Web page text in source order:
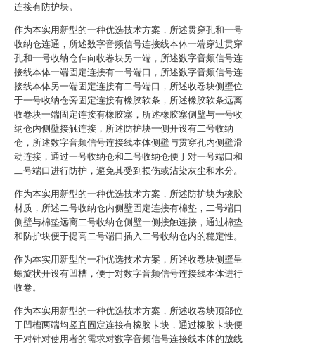
连接有防护块。
作为本实用新型的一种优选技术方案，所述贯穿孔和一号
收纳仓连通，所述数字音频信号连接线本体一端穿过贯穿
孔和一号收纳仓伸向收卷块另一端，所述数字音频信号连
接线本体一端固定连接有一号端口，所述数字音频信号连
接线本体另一端固定连接有二号端口，所述收卷块侧壁位
于一号收纳仓旁固定连接有橡胶软条，所述橡胶软条远离
收卷块一端固定连接有橡胶塞，所述橡胶塞侧壁与一号收
纳仓内侧壁接触连接，所述防护块一侧开设有二号收纳
仓，所述数字音频信号连接线本体侧壁与贯穿孔内侧壁滑
动连接，通过一号收纳仓和二号收纳仓便于对一号端口和
二号端口进行防护，避免其受到损伤或沾染灰尘和水分。
作为本实用新型的一种优选技术方案，所述防护块为橡胶
材质，所述二号收纳仓内侧壁固定连接有棉垫，二号端口
侧壁与棉垫远离二号收纳仓侧壁一侧接触连接，通过棉垫
和防护块便于提高二号端口插入二号收纳仓内的稳定性。
作为本实用新型的一种优选技术方案，所述收卷块侧壁呈
螺旋状开设有凹槽，便于对数字音频信号连接线本体进行
收卷。
作为本实用新型的一种优选技术方案，所述收卷块顶部位
于凹槽两端均竖直固定连接有橡胶卡块，通过橡胶卡块便
于对针对使用者的需求对数字音频信号连接线本体的放线